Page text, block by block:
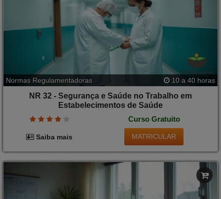
Normas Regulamentadoras 10 a 40 horas
NR 32 - Segurança e Saúde no Trabalho em
Estabelecimentos de Saúde
Curso Gratuito
Saiba mais MATRICULAR